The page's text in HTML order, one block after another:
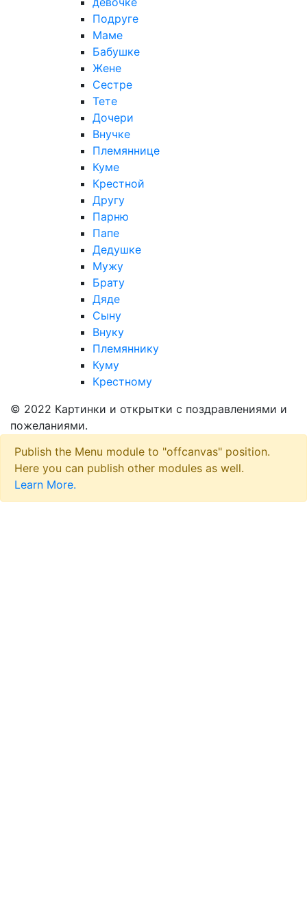
Подруге
Маме
Бабушке
Жене
Сестре
Тете
Дочери
Внучке
Племяннице
Куме
Крестной
Другу
Парню
Папе
Дедушке
Мужу
Брату
Дяде
Сыну
Внуку
Племяннику
Куму
Крестному
© 2022 Картинки и открытки с поздравлениями и
пожеланиями.
Publish the Menu module to "offcanvas" position.
Here you can publish other modules as well.
Learn More.